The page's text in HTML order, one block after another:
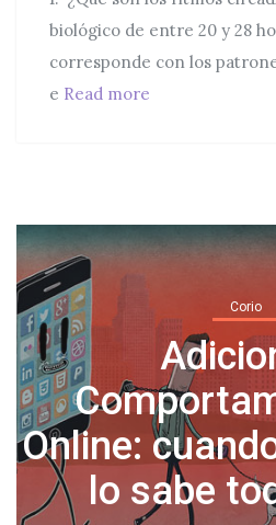
biológico de entre 20 y 28
corresponde con los
e Read more
Corio
libres por